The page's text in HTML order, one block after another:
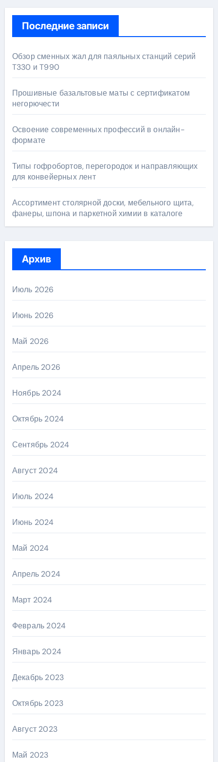
Последние записи
Обзор сменных жал для паяльных станций серий
T330 и T990
Прошивные базальтовые маты с сертификатом
негорючести
Освоение современных профессий в онлайн-
формате
Типы гофробортов, перегородок и направляющих
для конвейерных лент
Ассортимент столярной доски, мебельного щита,
фанеры, шпона и паркетной химии в каталоге
Архив
Июль 2026
Июнь 2026
Май 2026
Апрель 2026
Ноябрь 2024
Октябрь 2024
Сентябрь 2024
Август 2024
Июль 2024
Июнь 2024
Май 2024
Апрель 2024
Март 2024
Февраль 2024
Январь 2024
Декабрь 2023
Октябрь 2023
Август 2023
Май 2023